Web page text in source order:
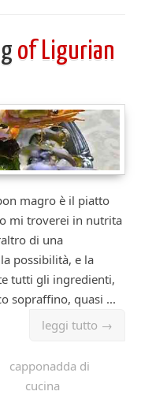
of Ligurian
magro è il piatto
mi troverei in nutrita
di una
possibilità, e la
tutti gli ingredienti,
sopraffino, quasi ...
leggi tutto →
capponadda di
cucina